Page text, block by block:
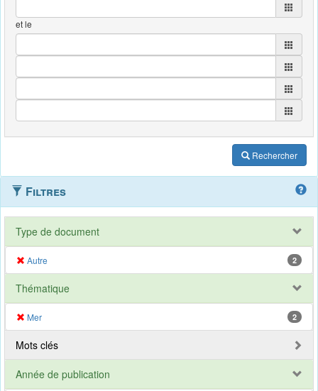
et le
Rechercher
Filtres
Type de document
Autre 2
Thématique
Mer 2
Mots clés
Année de publication